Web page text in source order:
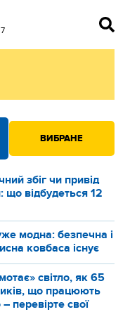
ВИБРАНЕ
збіг чи привід
що відбудеться 12
модна: безпечна і
ковбаса існує
світло, як 65
що працюють
перевірте свої